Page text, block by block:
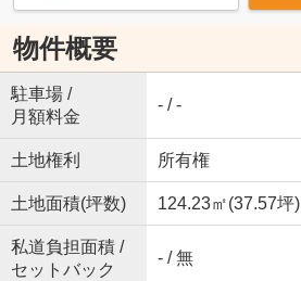
物件概要
駐車場 /
月額料金
- / -
土地権利 所有権
土地面積(坪数) 124.23㎡(37.57坪)
私道負担面積 /
セットバック
- / 無